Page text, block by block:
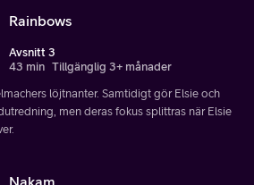
Rainbows
Avsnitt 3
43 min Tillgänglig 3+ månader
löjtnanter. Samtidigt gör Elsie och
men deras fokus splittras när Elsie
Nakam